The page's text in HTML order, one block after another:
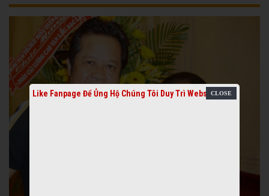
Like Fanpage Để Ủng Hộ Chúng Tôi Duy Trì Website